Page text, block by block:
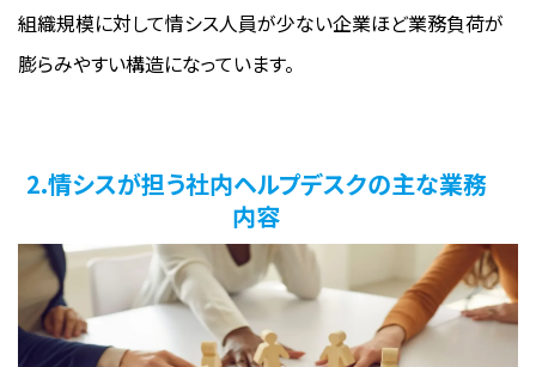
組織規模に対して情シス人員が少ない企業ほど業務負荷が
膨らみやすい構造になっています。
2.情シスが担う社内ヘルプデスクの主な業務
内容